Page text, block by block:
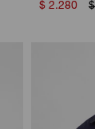
$ 2.280 $